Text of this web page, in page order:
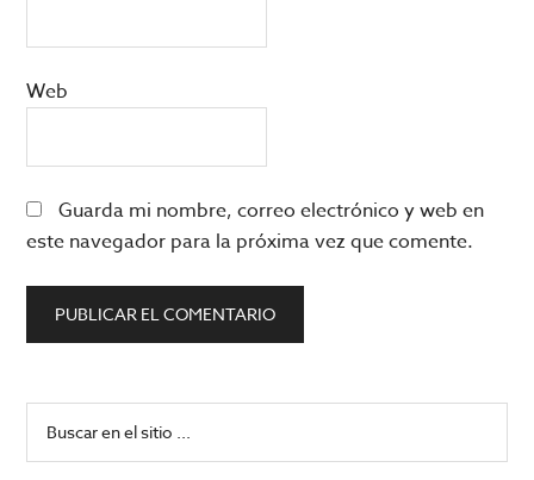
Web
Guarda mi nombre, correo electrónico y web en
este navegador para la próxima vez que comente.
Barra
lateral